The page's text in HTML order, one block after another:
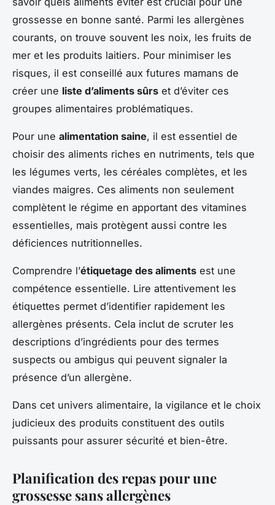
grossesse en bonne santé. Parmi les allergènes
courants, on trouve souvent les noix, les fruits de
mer et les produits laitiers. Pour minimiser les
risques, il est conseillé aux futures mamans de
créer une liste d’aliments sûrs et d’éviter ces
groupes alimentaires problématiques.
Pour une alimentation saine, il est essentiel de
choisir des aliments riches en nutriments, tels que
les légumes verts, les céréales complètes, et les
viandes maigres. Ces aliments non seulement
complètent le régime en apportant des vitamines
essentielles, mais protègent aussi contre les
déficiences nutritionnelles.
Comprendre l’étiquetage des aliments est une
compétence essentielle. Lire attentivement les
étiquettes permet d’identifier rapidement les
allergènes présents. Cela inclut de scruter les
descriptions d’ingrédients pour des termes
suspects ou ambigus qui peuvent signaler la
présence d’un allergène.
Dans cet univers alimentaire, la vigilance et le choix
judicieux des produits constituent des outils
puissants pour assurer sécurité et bien-être.
Planification des repas pour une
grossesse sans allergènes